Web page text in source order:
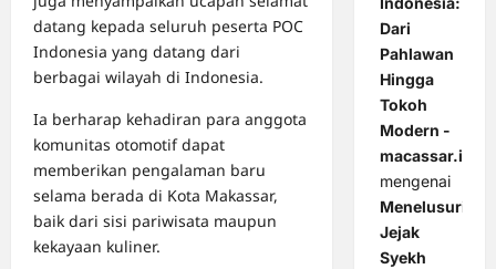
datang kepada seluruh peserta POC
Indonesia yang datang dari
berbagai wilayah di Indonesia.
Ia berharap kehadiran para anggota
komunitas otomotif dapat
memberikan pengalaman baru
selama berada di Kota Makassar,
baik dari sisi pariwisata maupun
kekayaan kuliner.
Dari
Pahlawan
Hingga
Tokoh
Modern -
macassar.id
mengenai
Menelusuri
Jejak
Syekh